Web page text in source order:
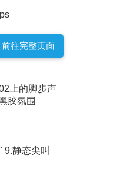
前往完整页面
上的脚步声
胶氛围
9.静态尖叫